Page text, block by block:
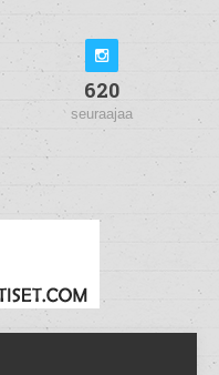
620
seuraajaa